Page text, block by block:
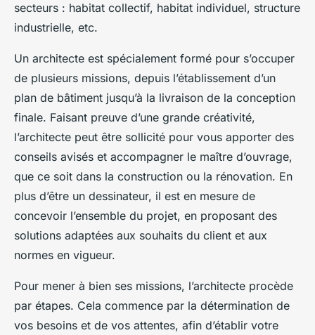
secteurs : habitat collectif, habitat individuel, structure
industrielle, etc.
Un architecte est spécialement formé pour s’occuper
de plusieurs missions, depuis l’établissement d’un
plan de bâtiment jusqu’à la livraison de la conception
finale. Faisant preuve d’une grande créativité,
l’architecte peut être sollicité pour vous apporter des
conseils avisés et accompagner le maître d’ouvrage,
que ce soit dans la construction ou la rénovation. En
plus d’être un dessinateur, il est en mesure de
concevoir l’ensemble du projet, en proposant des
solutions adaptées aux souhaits du client et aux
normes en vigueur.
Pour mener à bien ses missions, l’architecte procède
par étapes. Cela commence par la détermination de
vos besoins et de vos attentes, afin d’établir votre